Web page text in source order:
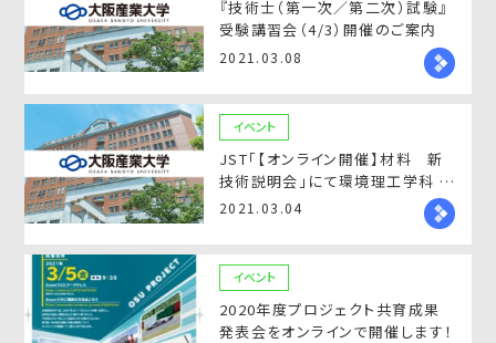
『技術士（第一次／第二次）試験』
受験講習会（4/3）開催のご案内
2021.03.08
イベント
JST「【オンライン開催】材料 新
技術説明会」にて環境理工学科 濱
崎竜英教授が発表いたします！
2021.03.04
イベント
2020年度プロジェクト共育成果
発表会をオンラインで開催します！